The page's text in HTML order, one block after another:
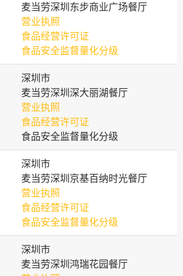
麦当劳深圳东步商业广场餐厅
营业执照
食品经营许可证
食品安全监督量化分级
深圳市
麦当劳深圳深大丽湖餐厅
营业执照
食品经营许可证
食品安全监督量化分级
深圳市
麦当劳深圳京基百纳时光餐厅
营业执照
食品经营许可证
食品安全监督量化分级
深圳市
麦当劳深圳鸿瑞花园餐厅